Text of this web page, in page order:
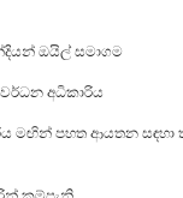
ඔයිල් සමාගම
අධිකාරිය
මඟින් පහත ආයතන සඳහා